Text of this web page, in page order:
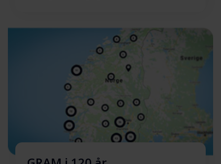
Produktbilde IO 5610-90
Last ned
Produktbilde IO 5610-90
Hent alt (18) Hent utvalgt